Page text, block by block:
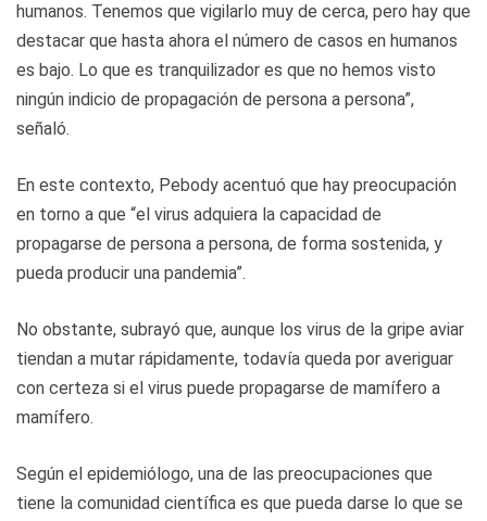
humanos. Tenemos que vigilarlo muy de cerca, pero hay que
destacar que hasta ahora el número de casos en humanos
es bajo. Lo que es tranquilizador es que no hemos visto
ningún indicio de propagación de persona a persona”,
señaló.
En este contexto, Pebody acentuó que hay preocupación
en torno a que “el virus adquiera la capacidad de
propagarse de persona a persona, de forma sostenida, y
pueda producir una pandemia”.
No obstante, subrayó que, aunque los virus de la gripe aviar
tiendan a mutar rápidamente, todavía queda por averiguar
con certeza si el virus puede propagarse de mamífero a
mamífero.
Según el epidemiólogo, una de las preocupaciones que
tiene la comunidad científica es que pueda darse lo que se